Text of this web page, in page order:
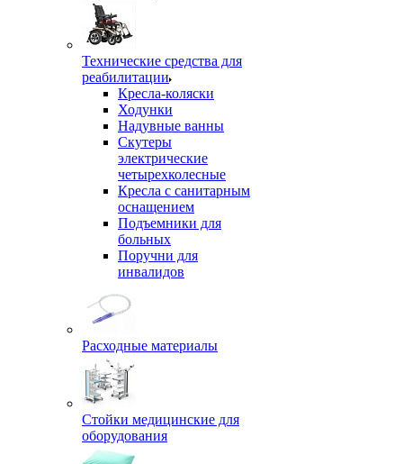
Технические средства для
реабилитации
Кресла-коляски
Ходунки
Надувные ванны
Скутеры
электрические
четырехколесные
Кресла с санитарным
оснащением
Подъемники для
больных
Поручни для
инвалидов
Расходные материалы
Стойки медицинские для
оборудования